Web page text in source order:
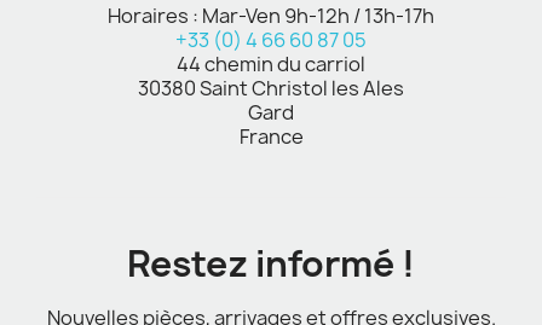
Horaires : Mar-Ven 9h-12h / 13h-17h
+33 (0) 4 66 60 87 05
44 chemin du carriol
30380 Saint Christol les Ales
Gard
France
Restez informé !
Nouvelles pièces, arrivages et offres exclusives.